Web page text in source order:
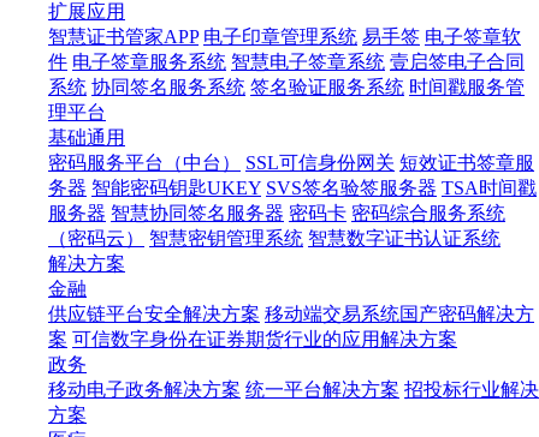
扩展应用
智慧证书管家APP 电子印章管理系统 易手签 电子签章软
件 电子签章服务系统 智慧电子签章系统 壹启签电子合同
系统 协同签名服务系统 签名验证服务系统 时间戳服务管
理平台
基础通用
密码服务平台（中台）
SSL可信身份网关 短效证书签章服
务器 智能密码钥匙UKEY SVS签名验签服务器 TSA时间戳
服务器 智慧协同签名服务器 密码卡 密码综合服务系统
（密码云）
智慧密钥管理系统 智慧数字证书认证系统
解决方案
金融
供应链平台安全解决方案 移动端交易系统国产密码解决方
案 可信数字身份在证券期货行业的应用解决方案
政务
移动电子政务解决方案 统一平台解决方案 招投标行业解决
方案